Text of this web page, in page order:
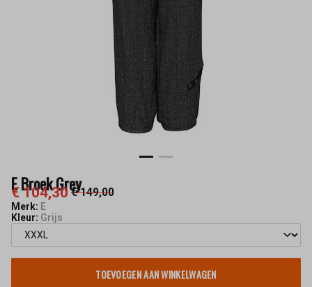
E Broek Grey
€ 104,30 € 149,00
Merk: E
Kleur: Grijs
TOEVOEGEN AAN WINKELWAGEN